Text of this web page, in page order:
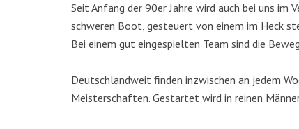
Seit Anfang der 90er Jahre wird auch bei uns
schweren Boot, gesteuert von einem im Heck
Bei einem gut eingespielten Team sind die
Deutschlandweit finden inzwischen an jedem
Meisterschaften. Gestartet wird in reinen